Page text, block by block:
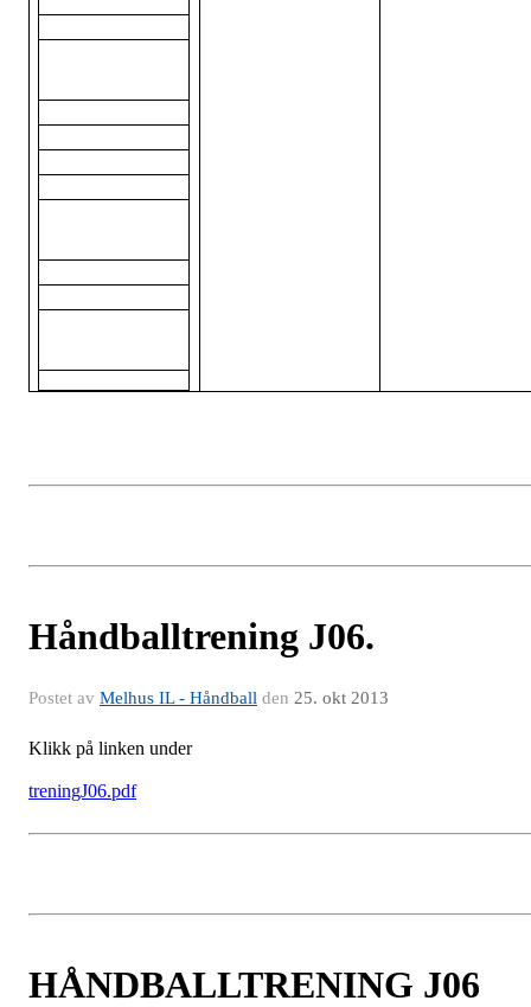
Håndballtrening J06.
Postet av Melhus IL - Håndball den 25. okt 2013
Klikk på linken under
treningJ06.pdf
HÅNDBALLTRENING J06